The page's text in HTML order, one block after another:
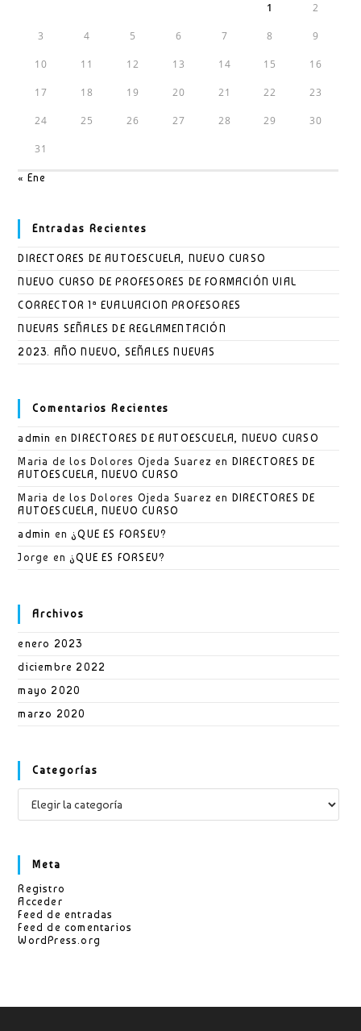
1 2
3 4 5 6 7 8 9
10 11 12 13 14 15 16
17 18 19 20 21 22 23
24 25 26 27 28 29 30
31
« Ene
Entradas Recientes
DIRECTORES DE AUTOESCUELA, NUEVO CURSO
NUEVO CURSO DE PROFESORES DE FORMACIÓN VIAL
CORRECTOR 1ª EVALUACION PROFESORES
NUEVAS SEÑALES DE REGLAMENTACIÓN
2023. AÑO NUEVO, SEÑALES NUEVAS
Comentarios Recientes
admin en DIRECTORES DE AUTOESCUELA, NUEVO CURSO
Maria de los Dolores Ojeda Suarez en DIRECTORES DE
AUTOESCUELA, NUEVO CURSO
Maria de los Dolores Ojeda Suarez en DIRECTORES DE
AUTOESCUELA, NUEVO CURSO
admin en ¿QUE ES FORSEV?
Jorge en ¿QUE ES FORSEV?
Archivos
enero 2023
diciembre 2022
mayo 2020
marzo 2020
Categorías
Meta
Registro
Acceder
Feed de entradas
Feed de comentarios
WordPress.org